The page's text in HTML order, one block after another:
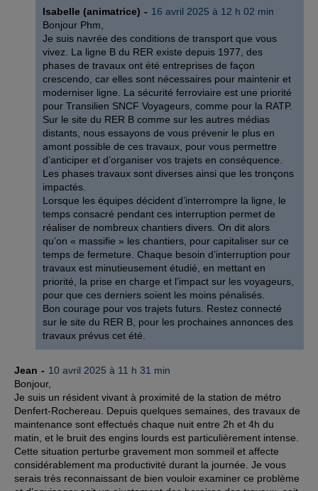
Isabelle (animatrice)
16 avril 2025 à 12 h 02 min
Bonjour Phm,
Je suis navrée des conditions de transport que vous
vivez. La ligne B du RER existe depuis 1977, des
phases de travaux ont été entreprises de façon
crescendo, car elles sont nécessaires pour maintenir et
moderniser ligne. La sécurité ferroviaire est une priorité
pour Transilien SNCF Voyageurs, comme pour la RATP.
Sur le site du RER B comme sur les autres médias
distants, nous essayons de vous prévenir le plus en
amont possible de ces travaux, pour vous permettre
d’anticiper et d’organiser vos trajets en conséquence.
Les phases travaux sont diverses ainsi que les tronçons
impactés.
Lorsque les équipes décident d’interrompre la ligne, le
temps consacré pendant ces interruption permet de
réaliser de nombreux chantiers divers. On dit alors
qu’on « massifie » les chantiers, pour capitaliser sur ce
temps de fermeture. Chaque besoin d’interruption pour
travaux est minutieusement étudié, en mettant en
priorité, la prise en charge et l’impact sur les voyageurs,
pour que ces derniers soient les moins pénalisés.
Bon courage pour vos trajets futurs. Restez connecté
sur le site du RER B, pour les prochaines annonces des
travaux prévus cet été.
Jean
10 avril 2025 à 11 h 31 min
Bonjour,
Je suis un résident vivant à proximité de la station de métro
Denfert-Rochereau. Depuis quelques semaines, des travaux de
maintenance sont effectués chaque nuit entre 2h et 4h du
matin, et le bruit des engins lourds est particulièrement intense.
Cette situation perturbe gravement mon sommeil et affecte
considérablement ma productivité durant la journée. Je vous
serais très reconnaissant de bien vouloir examiner ce problème